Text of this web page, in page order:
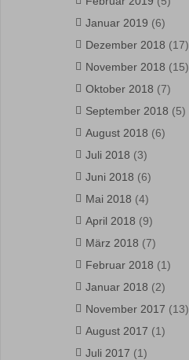
Januar 2019 (6)
Dezember 2018 (17)
November 2018 (15)
Oktober 2018 (7)
September 2018 (5)
August 2018 (6)
Juli 2018 (3)
Juni 2018 (6)
Mai 2018 (4)
April 2018 (9)
März 2018 (7)
Februar 2018 (1)
Januar 2018 (2)
November 2017 (13)
August 2017 (1)
Juli 2017 (1)